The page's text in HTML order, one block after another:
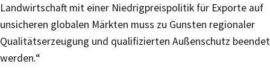
Landwirtschaft mit einer Niedrigpreispolitik für Exporte auf
unsicheren globalen Märkten muss zu Gunsten regionaler
Qualitätserzeugung und qualifizierten Außenschutz beendet
werden.“